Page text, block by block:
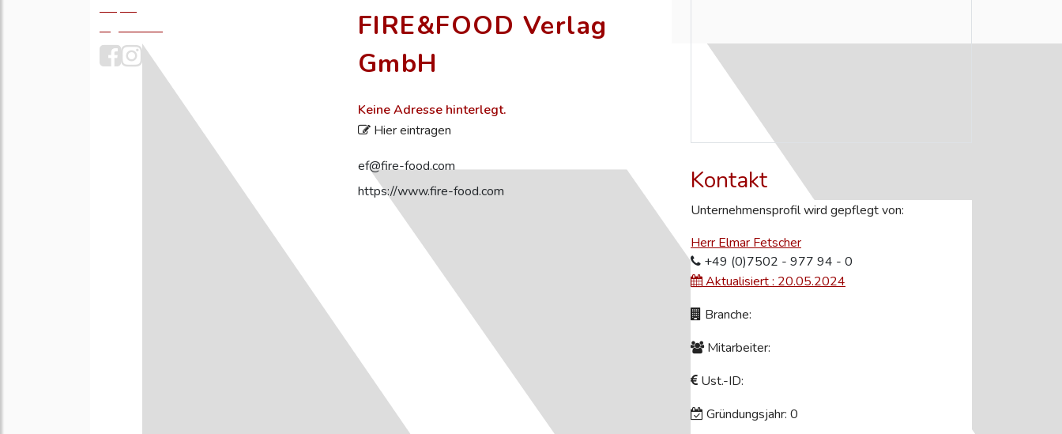
FIRE&FOOD Verlag
GmbH
Keine Adresse hinterlegt.
Hier eintragen
ef@fire-food.com
https://www.fire-food.com
Kontakt
Unternehmensprofil wird gepflegt von:
Herr Elmar Fetscher
+49 (0)7502 - 977 94 - 0
Aktualisiert : 20.05.2024
Branche:
Mitarbeiter:
Ust.-ID:
Gründungsjahr: 0